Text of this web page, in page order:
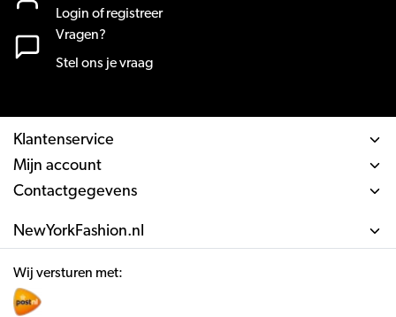
Login of registreer
Vragen?
Stel ons je vraag
Klantenservice
Mijn account
Contactgegevens
NewYorkFashion.nl
Wij versturen met: